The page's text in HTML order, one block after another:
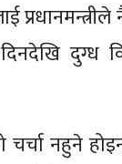
दुग्ध
नहुने